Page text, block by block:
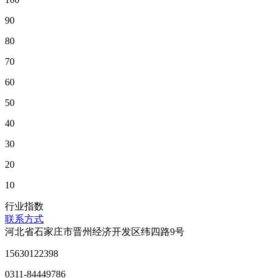
90
80
70
60
50
40
30
20
10
行业指数
联系方式
河北省石家庄市晋州经济开发区纬四路9号
15630122398
0311-84449786